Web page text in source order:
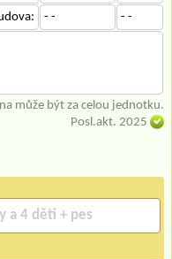
- -
- -
může být za celou jednotku.
Posl.akt. 2025